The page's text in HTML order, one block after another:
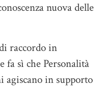
nuova delle
raccordo in
sì che Personalità
in supporto